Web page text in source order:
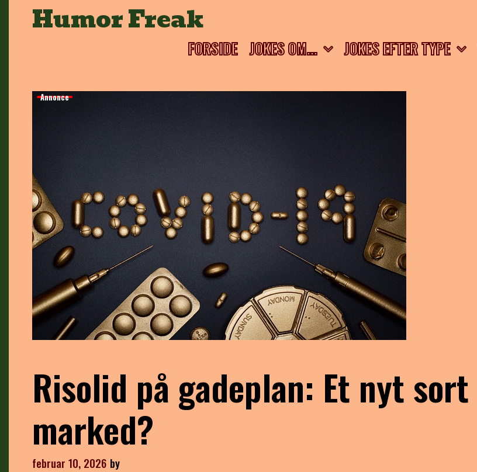
Humor Freak
FORSIDE JOKES OM… JOKES EFTER TYPE
Annonce
Risolid på gadeplan: Et nyt sort
marked?
februar 10, 2026 by